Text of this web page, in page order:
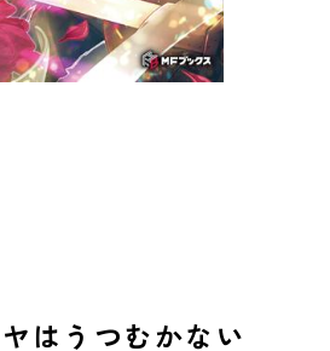
はうつむかない